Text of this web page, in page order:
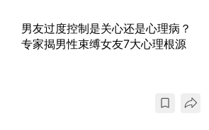
男友过度控制是关心还是心理病？
专家揭男性束缚女友7大心理根源